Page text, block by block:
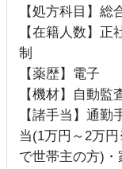
【処方科目】総
【在籍人数】
制
【薬歴】電子
【機材】自動監
【諸手当】通
当(1万円～2万
で世帯主の方)